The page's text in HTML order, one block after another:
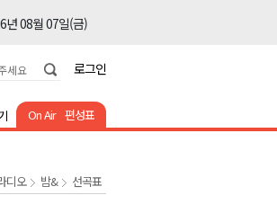
년 08월 07일(금)
년 08월 07일(금)
년 08월 07일(금)
년 08월 07일(금)
로그인
On Air 편성표
디오 밤& 선곡표